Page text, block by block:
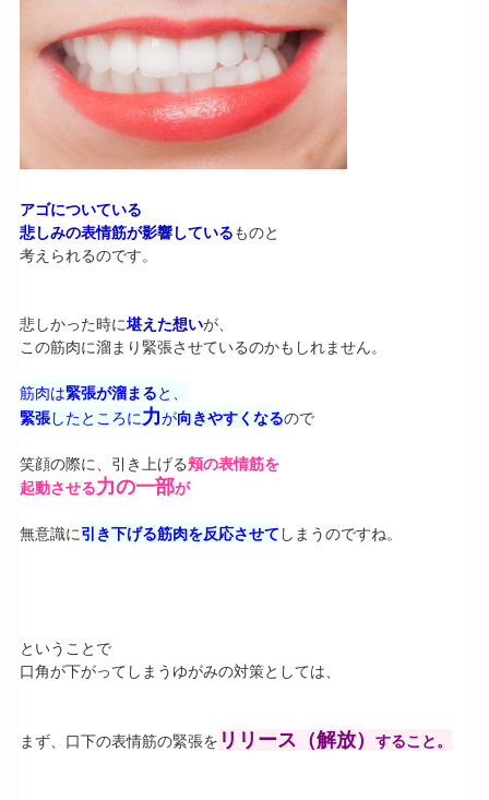
アゴについている
悲しみの表情筋が影響しているものと
考えられるのです。
悲しかった時に堪えた想いが、
この筋肉に溜まり緊張させているのかもしれません。
筋肉は緊張が溜まると、
緊張したところに力が向きやすくなるので
笑顔の際に、引き上げる頬の表情筋を
起動させる力の一部が
無意識に引き下げる筋肉を反応させて しまうのですね。
ということで
口角が下がってしまうゆがみの対策としては、
まず、口下の表情筋の緊張を リリース（解放） すること。